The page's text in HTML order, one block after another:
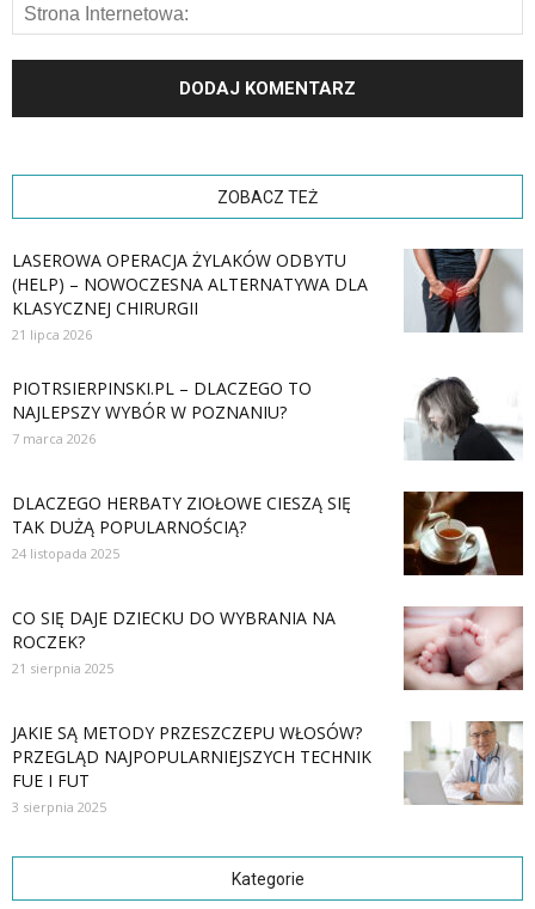
ZOBACZ TEŻ
LASEROWA OPERACJA ŻYLAKÓW ODBYTU
(HELP) – NOWOCZESNA ALTERNATYWA DLA
KLASYCZNEJ CHIRURGII
21 lipca 2026
PIOTRSIERPINSKI.PL – DLACZEGO TO
NAJLEPSZY WYBÓR W POZNANIU?
7 marca 2026
DLACZEGO HERBATY ZIOŁOWE CIESZĄ SIĘ
TAK DUŻĄ POPULARNOŚCIĄ?
24 listopada 2025
CO SIĘ DAJE DZIECKU DO WYBRANIA NA
ROCZEK?
21 sierpnia 2025
JAKIE SĄ METODY PRZESZCZEPU WŁOSÓW?
PRZEGLĄD NAJPOPULARNIEJSZYCH TECHNIK
FUE I FUT
3 sierpnia 2025
Kategorie